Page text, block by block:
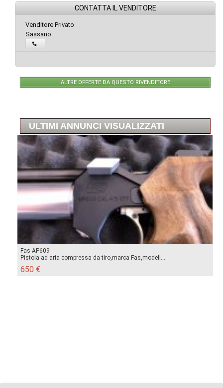
CONTATTA IL VENDITORE
Venditore Privato
Sassano
ALTRE OFFERTE DA QUESTO RIVENDITORE
ULTIMI ANNUNCI VISUALIZZATI
Fas AP609
Pistola ad aria compressa da tiro,marca Fas,modell...
650 €